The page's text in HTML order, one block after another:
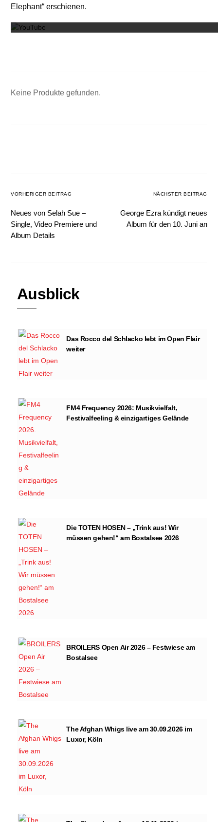
Elephant“ erschienen.
Keine Produkte gefunden.
VORHERIGER BEITRAG
Neues von Selah Sue –
Single, Video Premiere und
Album Details
NÄCHSTER BEITRAG
George Ezra kündigt neues
Album für den 10. Juni an
Ausblick
Das Rocco del Schlacko lebt im Open Flair
weiter
FM4 Frequency 2026: Musikvielfalt,
Festivalfeeling & einzigartiges Gelände
Die TOTEN HOSEN – „Trink aus! Wir
müssen gehen!“ am Bostalsee 2026
BROILERS Open Air 2026 – Festwiese am
Bostalsee
The Afghan Whigs live am 30.09.2026 im
Luxor, Köln